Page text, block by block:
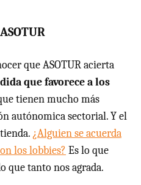
que ASOTUR acierta
que favorece a los
tienen mucho más
autónomica sectorial. Y el
¿Alguien se acuerda
los lobbies? Es lo que
que tanto nos agrada.